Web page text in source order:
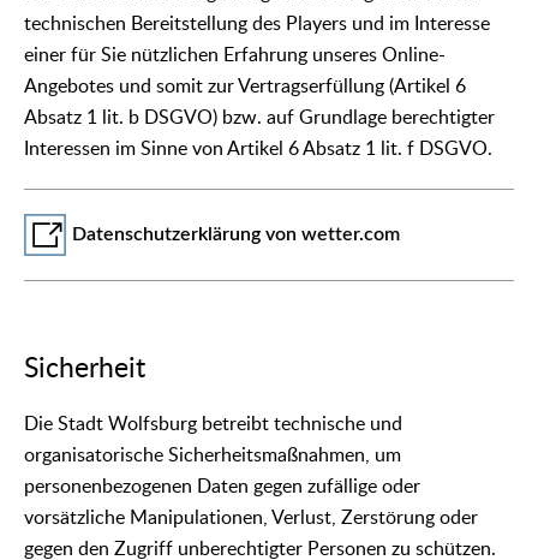
technischen Bereitstellung des Players und im Interesse
einer für Sie nützlichen Erfahrung unseres Online-
Angebotes und somit zur Vertragserfüllung (Artikel 6
Absatz 1 lit. b DSGVO) bzw. auf Grundlage berechtigter
Interessen im Sinne von Artikel 6 Absatz 1 lit. f DSGVO.
Datenschutzerklärung von wetter.com
Sicherheit
Die Stadt Wolfsburg betreibt technische und
organisatorische Sicherheitsmaßnahmen, um
personenbezogenen Daten gegen zufällige oder
vorsätzliche Manipulationen, Verlust, Zerstörung oder
gegen den Zugriff unberechtigter Personen zu schützen.